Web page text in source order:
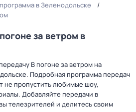
в Зеленодольске
за ветром в
В погоне за ветром на
Подробная программа передач
не пропустить любимые шоу,
Добавляйте передачи в
телезрителей и делитесь своим